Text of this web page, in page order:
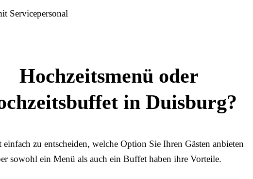
Servicepersonal
Hochzeitsmenü oder
in Duisburg?
einfach zu entscheiden, welche Option Sie Ihren Gästen anbieten
sowohl ein Menü als auch ein Buffet haben ihre Vorteile.